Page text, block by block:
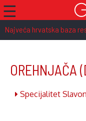
☰
Najveća hrvatska baza
OREHNJAČA
Specijalitet